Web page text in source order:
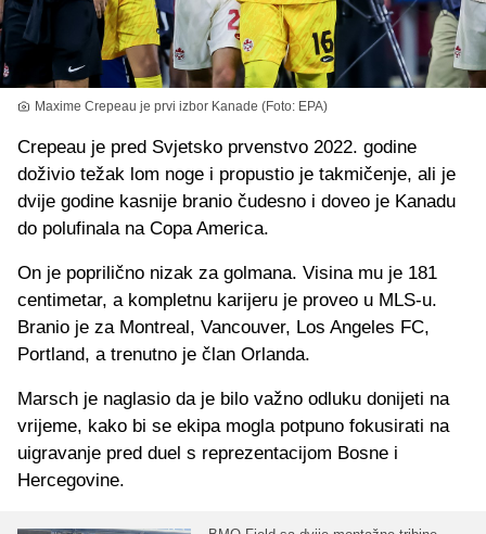
Maxime Crepeau je prvi izbor Kanade (Foto: EPA)
Crepeau je pred Svjetsko prvenstvo 2022. godine
doživio težak lom noge i propustio je takmičenje, ali je
dvije godine kasnije branio čudesno i doveo je Kanadu
do polufinala na Copa America.
On je poprilično nizak za golmana. Visina mu je 181
centimetar, a kompletnu karijeru je proveo u MLS-u.
Branio je za Montreal, Vancouver, Los Angeles FC,
Portland, a trenutno je član Orlanda.
Marsch je naglasio da je bilo važno odluku donijeti na
vrijeme, kako bi se ekipa mogla potpuno fokusirati na
uigravanje pred duel s reprezentacijom Bosne i
Hercegovine.